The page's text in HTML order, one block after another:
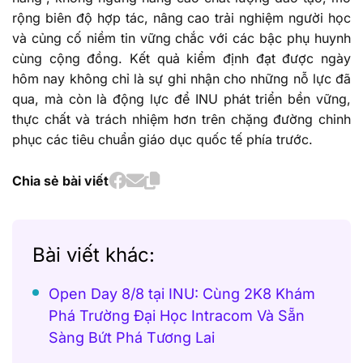
rộng biên độ hợp tác, nâng cao trải nghiệm người học
và củng cố niềm tin vững chắc với các bậc phụ huynh
cùng cộng đồng. Kết quả kiểm định đạt được ngày
hôm nay không chỉ là sự ghi nhận cho những nỗ lực đã
qua, mà còn là động lực để INU phát triển bền vững,
thực chất và trách nhiệm hơn trên chặng đường chinh
phục các tiêu chuẩn giáo dục quốc tế phía trước.
Chia sẻ bài viết
Bài viết khác:
Open Day 8/8 tại INU: Cùng 2K8 Khám
Phá Trường Đại Học Intracom Và Sẵn
Sàng Bứt Phá Tương Lai